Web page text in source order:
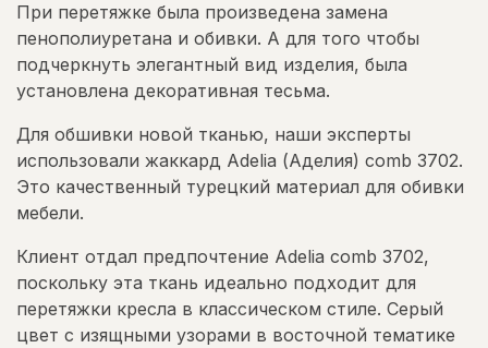
При перетяжке была произведена замена
пенополиуретана и обивки. А для того чтобы
подчеркнуть элегантный вид изделия, была
установлена декоративная тесьма.
Для обшивки новой тканью, наши эксперты
использовали жаккард Adelia (Аделия) comb 3702.
Это качественный турецкий материал для обивки
мебели.
Клиент отдал предпочтение Adelia comb 3702,
поскольку эта ткань идеально подходит для
перетяжки кресла в классическом стиле. Серый
цвет с изящными узорами в восточной тематике